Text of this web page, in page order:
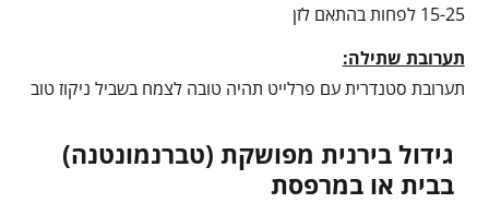
15-25 לפחות בהתאם לזן
תערובת שתילה:
תערובת סטנדרית עם פרלייט תהיה טובה לצמח בשביל ניקוז טוב
גידול בירנית מפושקת (טברנמונטנה)
בבית או במרפסת